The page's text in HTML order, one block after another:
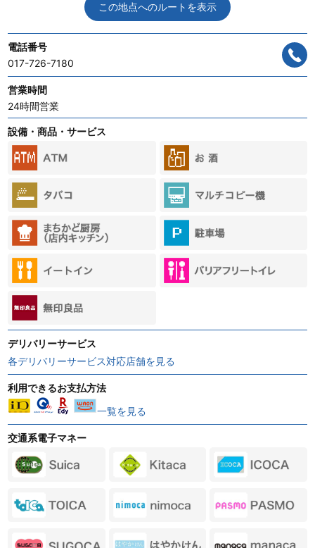
この地点へのルートを表示
電話番号
017-726-7180
営業時間
24時間営業
設備・商品・サービス
デリバリーサービス
各デリバリーサービス対応店舗を見る
利用できるお支払方法
一覧を見る
交通系電子マネー